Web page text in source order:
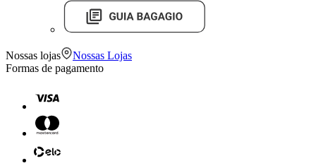
Nossas lojas
Nossas Lojas
Formas de pagamento